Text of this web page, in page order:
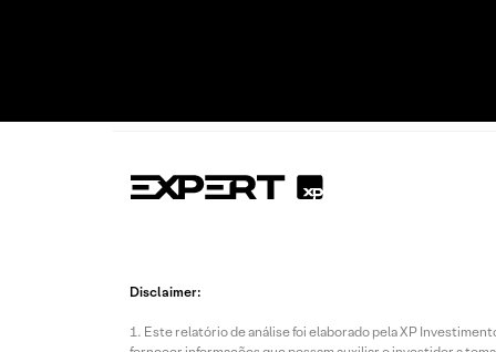
Disclaimer:
Este relatório de análise foi elaborado pela XP